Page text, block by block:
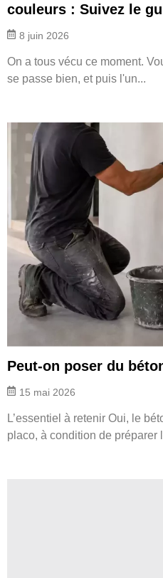
couleurs : Suivez le
8 juin 2026
On a tous vécu ce moment.
se passe bien, et puis l'un...
Peut-on poser du
15 mai 2026
L’essentiel à retenir Oui, le
placo, à condition de préparer